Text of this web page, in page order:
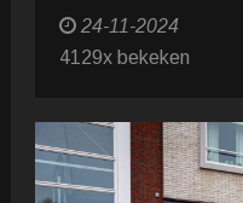
24-11-2024
4129x bekeken